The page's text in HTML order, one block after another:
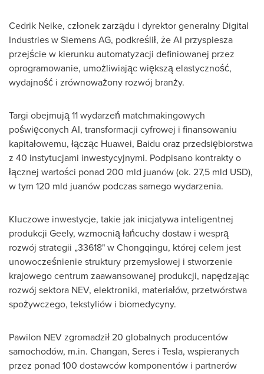
Cedrik Neike, członek zarządu i dyrektor generalny Digital
Industries w Siemens AG, podkreślił, że AI przyspiesza
przejście w kierunku automatyzacji definiowanej przez
oprogramowanie, umożliwiając większą elastyczność,
wydajność i zrównoważony rozwój branży.
Targi obejmują 11 wydarzeń matchmakingowych
poświęconych AI, transformacji cyfrowej i finansowaniu
kapitałowemu, łącząc Huawei, Baidu oraz przedsiębiorstwa
z 40 instytucjami inwestycyjnymi. Podpisano kontrakty o
łącznej wartości ponad 200 mld juanów (ok. 27,5 mld USD),
w tym 120 mld juanów podczas samego wydarzenia.
Kluczowe inwestycje, takie jak inicjatywa inteligentnej
produkcji Geely, wzmocnią łańcuchy dostaw i wesprą
rozwój strategii „33618" w Chongqingu, której celem jest
unowocześnienie struktury przemysłowej i stworzenie
krajowego centrum zaawansowanej produkcji, napędzając
rozwój sektora NEV, elektroniki, materiałów, przetwórstwa
spożywczego, tekstyliów i biomedycyny.
Pawilon NEV zgromadził 20 globalnych producentów
samochodów, m.in. Changan, Seres i Tesla, wspieranych
przez ponad 100 dostawców komponentów i partnerów